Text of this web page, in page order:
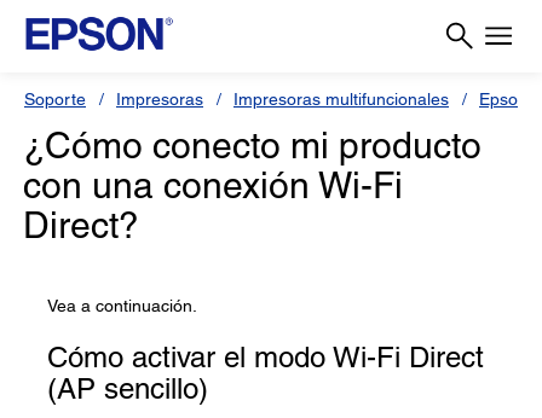
Soporte Impresoras Impresoras multifuncionales Epson L
¿Cómo conecto mi producto
con una conexión Wi-Fi
Direct?
Vea a continuación.
Cómo activar el modo Wi-Fi Direct
(AP sencillo)